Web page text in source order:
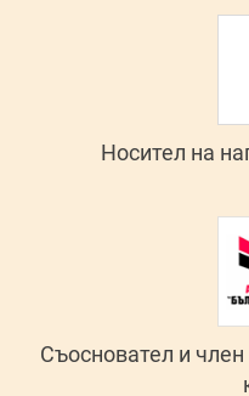
Носител на
Съосновател и